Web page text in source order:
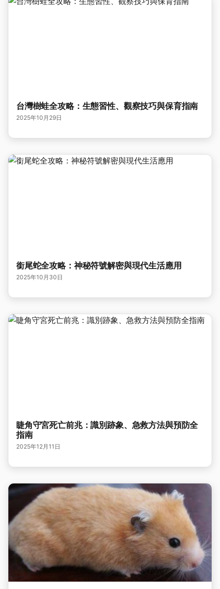
台灣樹蛙全攻略：生態習性、觀察技巧與保育指南
2025年10月29日
銜尾蛇全攻略：神秘符號解密與現代生活應用
2025年10月30日
睫角守宮死亡前兆：識別跡象、急救方法與預防全
指南
2025年12月11日